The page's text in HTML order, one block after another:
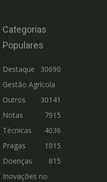
Categorias
Populares
Destaque
30690
Gestão Agrícola
30141
Outros
7915
Notas
Técnicas
4036
Pragas
1015
Doenças
815
Inovações no